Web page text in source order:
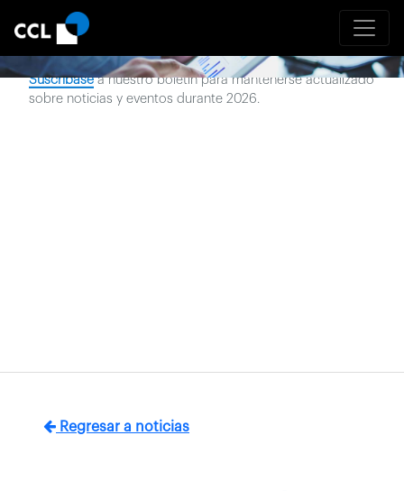
Noticias Más Recientes
Suscríbasea nuestro boletín para mantenerse actualizado
sobre noticias y eventos durante 2026.
Regresar a noticias